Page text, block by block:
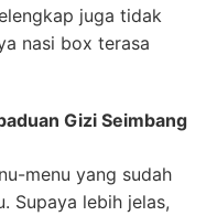
juga tidak
nasi box terasa
Gizi Seimbang
menu yang sudah
Supaya lebih jelas,